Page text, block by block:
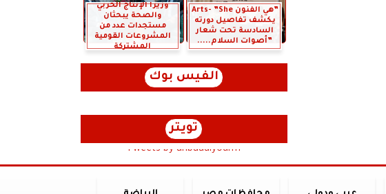
”هي الفنون Arts- ”She
يكشف تفاصيل دورته
السادسة تحت شعار
”أصوات السلام.....
وزيرا الإنتاج الحربي
والصحة يبحثان
مستجدات عدد من
المشروعات القومية
المشتركة
الفيس بوك
تويتر
Tweets by anbaaalyoum1